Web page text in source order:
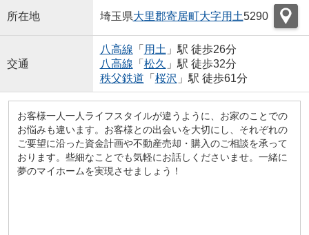
所在地 埼玉県大里郡寄居町大字用土5290
交通
八高線 「 用土 」駅 徒歩26分
八高線 「 松久 」駅 徒歩32分
秩父鉄道 「 桜沢 」駅 徒歩61分
お客様一人一人ライフスタイルが違うように、お家のことでの
お悩みも違います。お客様との出会いを大切にし、それぞれの
ご要望に沿った資金計画や不動産売却・購入のご相談を承って
おります。些細なことでも気軽にお話しくださいませ。一緒に
夢のマイホームを実現させましょう！